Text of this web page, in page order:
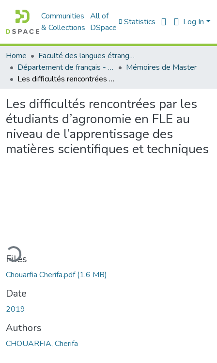
Communities
& Collections
All of
DSpace
Statistics Log In
Home
Faculté des langues étrangères
Département de français - قسم اللغة الفرنسية
Mémoires de Master
Les difficultés rencontrées par les étudiants d’agronomie en FLE au niveau de l’apprentissage des matières scientifiques et techniques
Les difficultés rencontrées par les
étudiants d’agronomie en FLE au
niveau de l’apprentissage des
matières scientifiques et techniques
Files
Chouarfia Cherifa.pdf(1.6 MB)
Date
2019
Authors
CHOUARFIA, Cherifa